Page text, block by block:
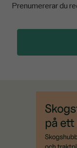
Prenumererar du